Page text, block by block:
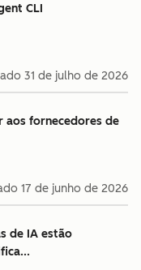
CLI
31 de julho de 2026
aos fornecedores de
17 de junho de 2026
de IA estão